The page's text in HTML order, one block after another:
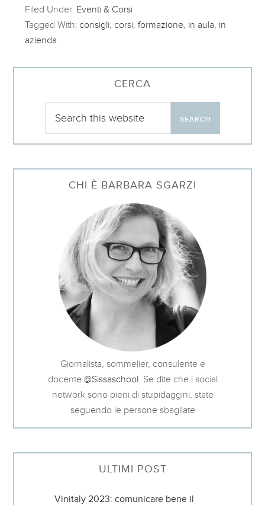
Filed Under: Eventi & Corsi
Tagged With: consigli corsi ,formazione in aula in
azienda
CERCA
CHI È BARBARA SGARZI
Giornalista, sommelier, consulente e
docente @Sissaschool. Se dite che i social
network sono pieni di stupidaggini, state
seguendo le persone sbagliate
ULTIMI POST
Vinitaly 2023: comunicare bene il